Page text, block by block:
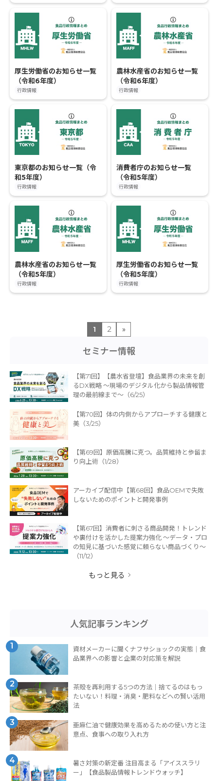
厚生労働省のお知らせ一覧
（令和6年度）
行政情報
農林水産省のお知らせ一覧
（令和6年度）
行政情報
東京都のお知らせ一覧（令
和5年度）
行政情報
消費者庁のお知らせ一覧
（令和5年度）
行政情報
農林水産省のお知らせ一覧
（令和5年度）
行政情報
厚生労働省のお知らせ一覧
（令和5年度）
行政情報
1 2 »
セミナー情報
【第71回】【農水省登壇】食品業界の未来を創
るDX戦略 〜現場のデジタル化から製品情報管
理の最前線まで〜（6/25）
【第70回】体の内側からアプローチする健康と
美（3/25）
【第69回】原価高騰に克つ。品質維持と歩留ま
り向上術（1/28）
アーカイブ配信中【第68回】食品OEMで失敗
しないためのポイントと開発事例
【第67回】消費者に刺さる商品開発！トレンド
や裏付けを活かした提案力強化 ～データ・プロ
の知見に基づいた感覚に頼らない商品づくり～
（11/12）
もっと見る
人気記事ランキング
1
資材メーカーに聞くナフサショックの実態｜食
品業界への影響と企業の対応策を解説
2
茶殻を再利用する5つの方法｜捨てるのはもっ
たいない！料理・消臭・肥料などへの賢い活用
法
3
亜麻仁油で健康効果を高めるための使い方と注
意点、食事への取り入れ方
4
暑さ対策の新定番 注目高まる「アイススラリ
ー」【食品製品情報トレンドウォッチ】